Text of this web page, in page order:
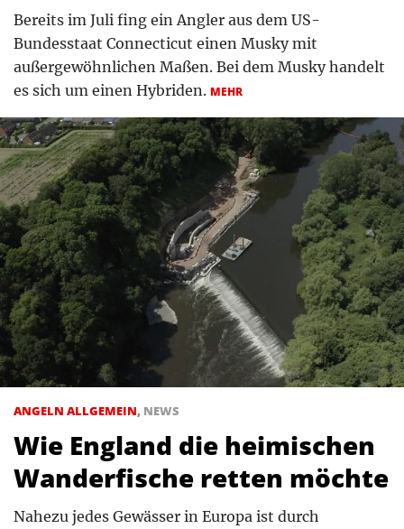
Bereits im Juli fing ein Angler aus dem US-
Bundesstaat Connecticut einen Musky mit
außergewöhnlichen Maßen. Bei dem Musky handelt
es sich um einen Hybriden. MEHR
ANGELN ALLGEMEIN, NEWS
Wie England die heimischen
Wanderfische retten möchte
Nahezu jedes Gewässer in Europa ist durch